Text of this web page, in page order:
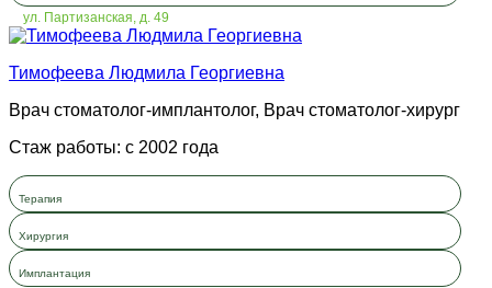
ул. Партизанская, д. 49
Тимофеева Людмила Георгиевна
Врач стоматолог-имплантолог, Врач стоматолог-хирург
Стаж работы: с 2002 года
Терапия
Хирургия
Имплантация